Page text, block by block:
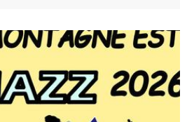
La Montagne est Jazz se
des vallées de l'Asse et du